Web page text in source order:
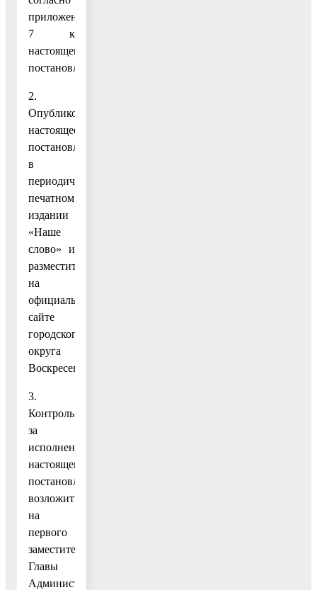
приложению
7 к
настоящему
постановлению.
2.
Опубликовать
настоящее
постановление
в
периодическом
печатном
издании
«Наше
слово» и
разместить
на
официальном
сайте
городского
округа
Воскресенск.
3.
Контроль
за
исполнением
настоящего
постановления
возложить
на
первого
заместителя
Главы
Администрации